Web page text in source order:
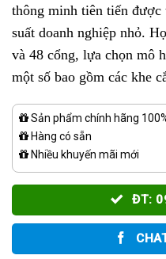
thông minh tiên tiến
suất doanh nghiệp nhỏ.
và 48 cổng, lựa chọn mô
một số bao gồm các khe
Sản phẩm chính hãng
Hàng có sẵn
Nhiều khuyến mãi mới
ĐT: